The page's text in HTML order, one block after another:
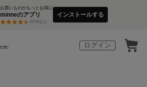
お買いものがもっとお得に
minneのアプリ
3万件以上
インストールする
ログイン